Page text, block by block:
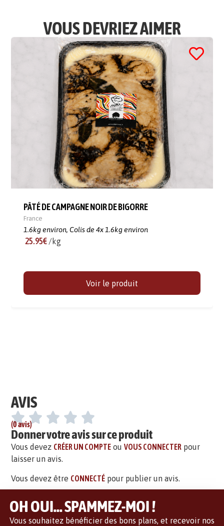
VOUS DEVRIEZ AIMER
PÂTÉ DE CAMPAGNE NOIR DE BIGORRE
France
1.6kg environ, Colis de 4x 1.6kg environ
25.95€ /kg
Voir le produit
AVIS
(0 avis)
Donner votre avis sur ce produit
Vous devez CRÉER UN COMPTE ouVOUS CONNECTER pour
laisser un avis.
Vous devez être CONNECTÉ pour publier un avis.
OH OUI... SPAMMEZ-MOI !
Vous souhaitez bénéficier des bons plans, et recevoir nos